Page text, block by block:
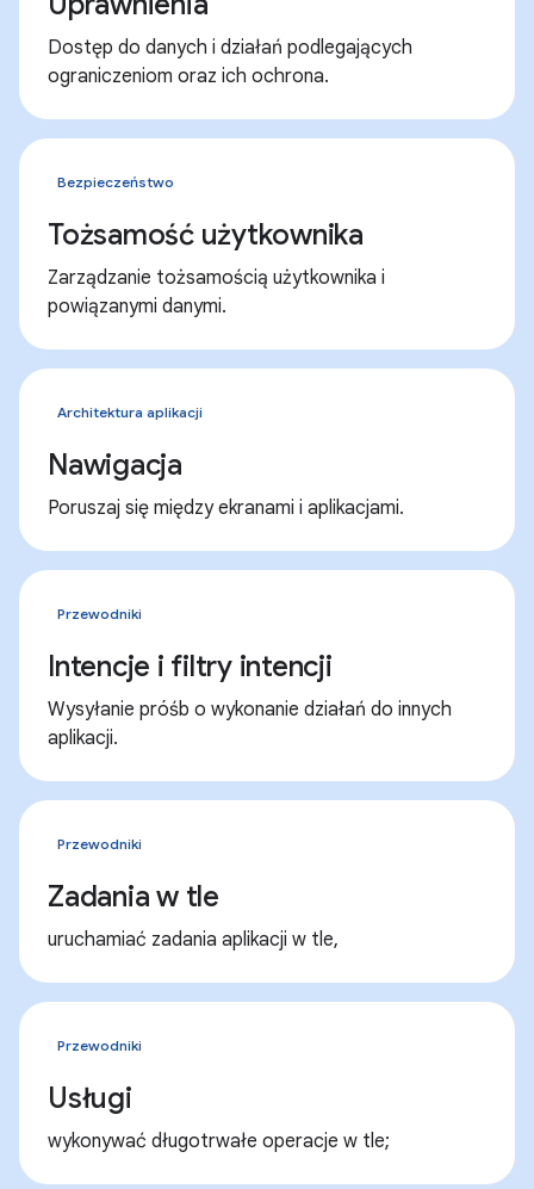
Dostęp do danych i działań podlegających
ograniczeniom oraz ich ochrona.
Bezpieczeństwo
Tożsamość użytkownika
Zarządzanie tożsamością użytkownika i
powiązanymi danymi.
Architektura aplikacji
Nawigacja
Poruszaj się między ekranami i aplikacjami.
Przewodniki
Intencje i filtry intencji
Wysyłanie próśb o wykonanie działań do innych
aplikacji.
Przewodniki
Zadania w tle
uruchamiać zadania aplikacji w tle,
Przewodniki
Usługi
wykonywać długotrwałe operacje w tle;